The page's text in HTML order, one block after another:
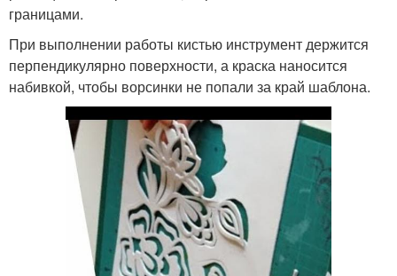
границами.
При выполнении работы кистью инструмент держится
перпендикулярно поверхности, а краска наносится
набивкой, чтобы ворсинки не попали за край шаблона.